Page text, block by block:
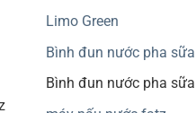
Limo Green
Bình đun nước pha
Bình đun nước pha